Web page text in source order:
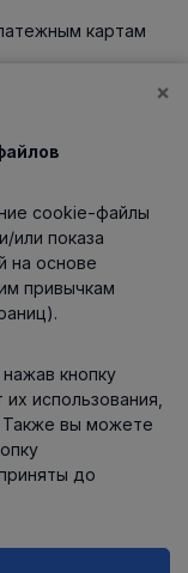
картам
×
cookie-файлы
или показа
на основе
привычкам
кнопку
использования,
Также вы можете
до